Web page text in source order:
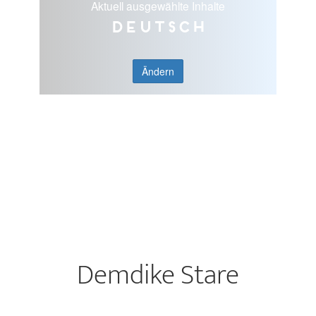
Aktuell ausgewählte Inhalte
Deutsch
Ändern
Demdike Stare